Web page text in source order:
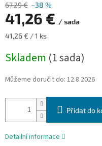
67,29 € –38 %
41,26 € / sada
Měrná
41,26 € / 1 ks
Skladem (1 sada)
Můžeme doručit do: 12.8.2026
Přidat do
Detailní informace